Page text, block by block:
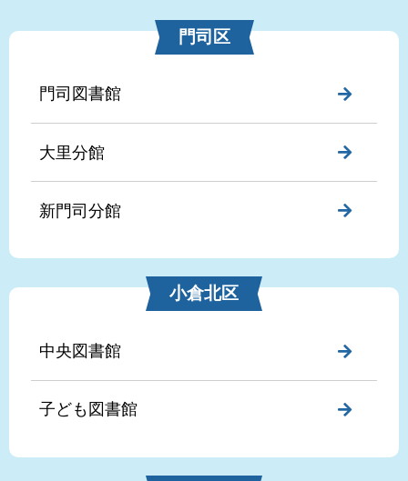
門司区
門司図書館
大里分館
新門司分館
小倉北区
中央図書館
子ども図書館